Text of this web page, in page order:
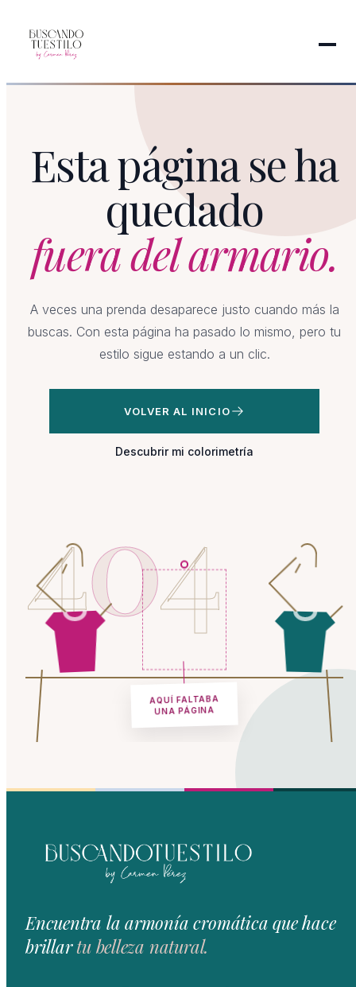
Esta página se ha
quedado
fuera del armario.
A veces una prenda desaparece justo cuando más la
buscas. Con esta página ha pasado lo mismo, pero tu
estilo sigue estando a un clic.
VOLVER AL INICIO
Descubrir mi colorimetría
404
AQUÍ FALTABA
UNA PÁGINA
Encuentra la armonía cromática que hace
brillartu belleza natural.